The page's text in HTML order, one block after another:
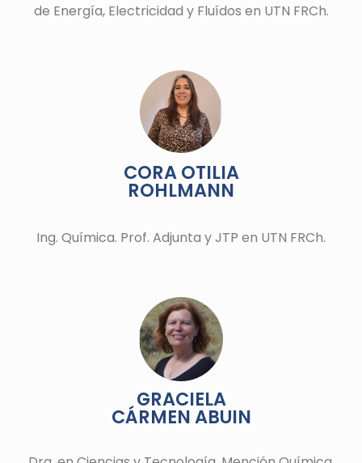
de Energía, Electricidad y Fluídos en UTN FRCh.
CORA OTILIA
ROHLMANN
Ing. Química. Prof. Adjunta y JTP en UTN FRCh.
GRACIELA
CÁRMEN ABUIN